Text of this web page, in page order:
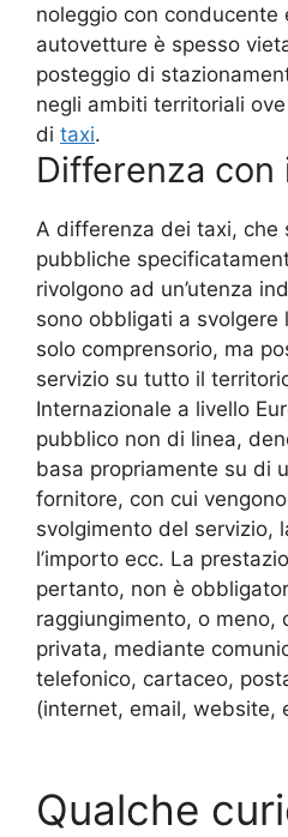
noleggio con conducente
autovetture è spesso
posteggio di
negli ambiti territoriali
di taxi.
Differenza con
A differenza dei taxi, che
pubbliche
rivolgono ad un’utenza
sono obbligati a svolgere
solo comprensorio, ma
servizio su tutto il
Internazionale a livello
pubblico non di linea,
basa propriamente su di
fornitore, con cui
svolgimento del servizio,
l’importo ecc. La
pertanto, non è
raggiungimento, o meno,
privata, mediante
telefonico, cartaceo,
(internet, email, website,
Qualche